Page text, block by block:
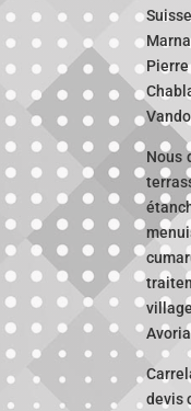
Nous
devis